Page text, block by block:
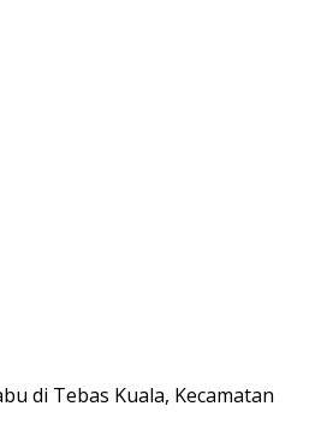
di Tebas Kuala, Kecamatan